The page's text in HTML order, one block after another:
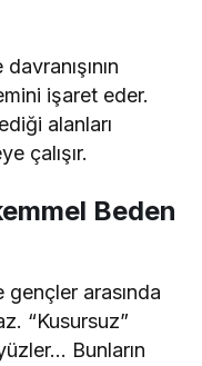
işaret eder.
alanları
çalışır.
Beden
gençler arasında
“Kusursuz”
Bunların